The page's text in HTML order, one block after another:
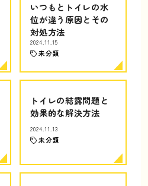
いつもとトイレの水
位が違う原因とその
対処方法
2024.11.15
未分類
トイレの結露問題と
効果的な解決方法
2024.11.13
未分類